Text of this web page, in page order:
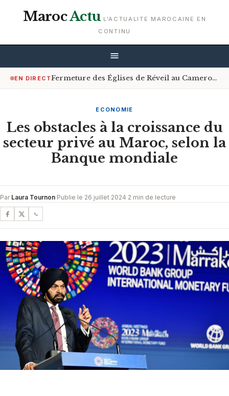
MarocActu L'ACTUALITE MAROCAINE EN
CONTINU
EN DIRECT Fermeture des Églises de Réveil au Cameroun : Le Gouvernement Encourage le Respect de la Loi
ECONOMIE
Les obstacles à la croissance du
secteur privé au Maroc, selon la
Banque mondiale
Par Laura Tournon·Publie le 26 juillet 2024·2 min de lecture